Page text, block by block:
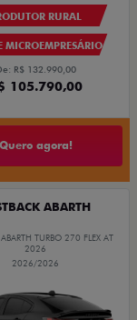
RURAL
MICROEMPRESÁRIO
R$ 132.990,00
105.790,00
Quero agora!
ABARTH
TURBO 270 FLEX AT
2026
2026/2026